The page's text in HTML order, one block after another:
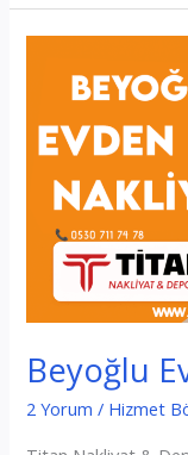
Eve
Beyoğlu
2 Yorum / Hizmet